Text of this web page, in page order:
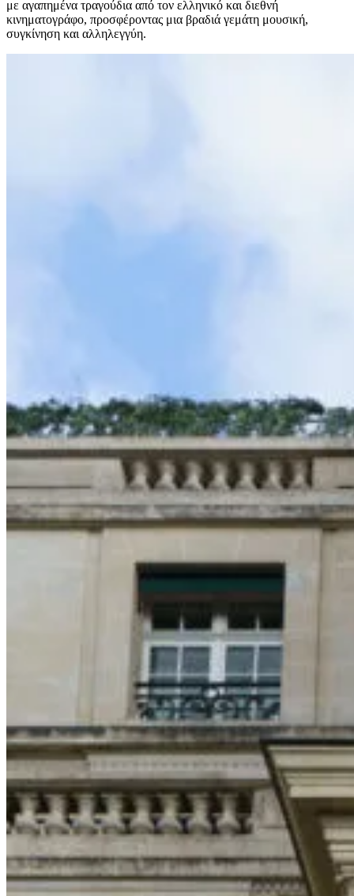
με αγαπημένα τραγούδια από τον ελληνικό και διεθνή
κινηματογράφο, προσφέροντας μια βραδιά γεμάτη μουσική,
συγκίνηση και αλληλεγγύη.